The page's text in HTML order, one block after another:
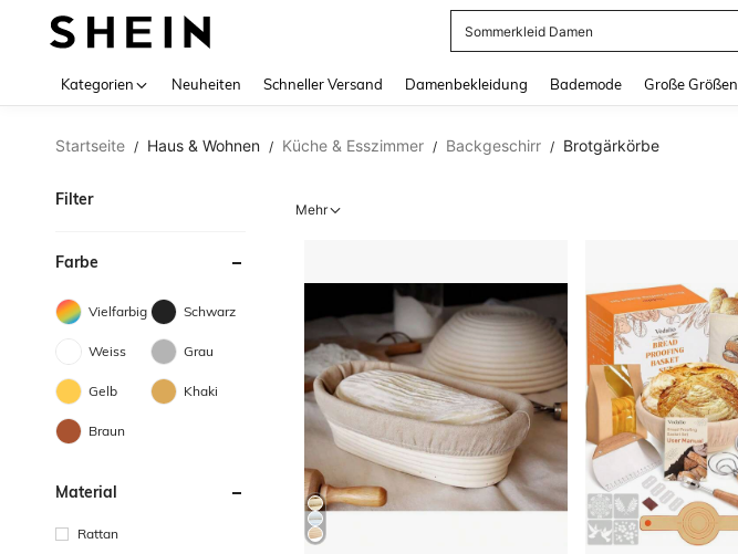
Sommerkleid Damen
Kategorien Neuheiten Schneller Versand Damenbekleidung Bademode Große Größen
Startseite / Haus & Wohnen / Küche & Esszimmer / Backgeschirr / Brotgärkörbe
Filter
Farbe
Vielfarbig Schwarz
Weiss Grau
Gelb Khaki
Braun
Material
Rattan
Mehr